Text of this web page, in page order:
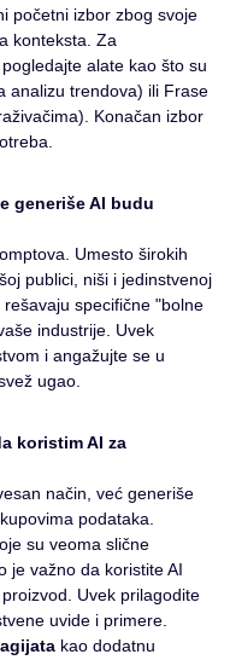
početni izbor zbog svoje
konteksta. Za
alate kao što su
analizu trendova) ili Frase
Konačan izbor
generiše AI budu
Umesto širokih
publici, niši i jedinstvenoj
specifične "bolne
industrije. Uvek
i angažujte se u
ugao.
koristim AI za
način, već generiše
podataka.
su veoma slične
je važno da koristite AI
Uvek prilagodite
uvide i primere.
kao dodatnu